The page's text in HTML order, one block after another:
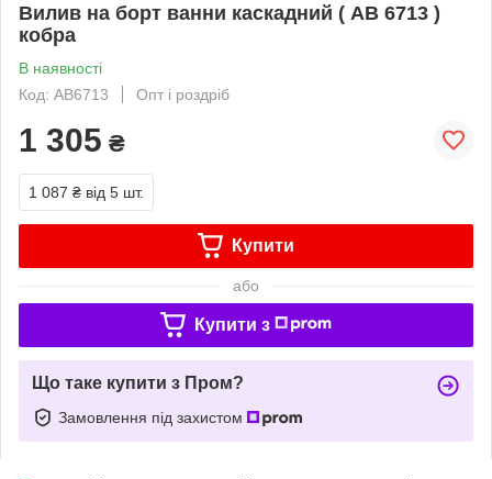
Вилив на борт ванни каскадний ( АВ 6713 )
кобра
В наявності
Код: АВ6713
Опт і роздріб
1 305 ₴
1 087 ₴ від 5 шт.
Купити
або
Купити з
Що таке купити з Пром?
Замовлення під захистом